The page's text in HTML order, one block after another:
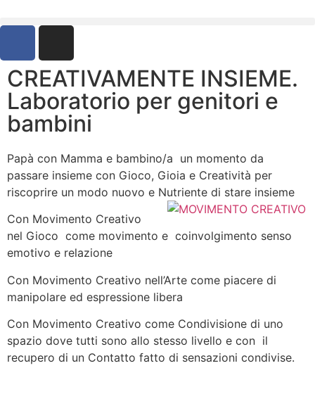
CREATIVAMENTE INSIEME.
Laboratorio per genitori e
bambini
Papà con Mamma e bambino/a un momento da
passare insieme con Gioco, Gioia e Creatività per
riscoprire un modo nuovo e Nutriente di stare insieme
Con Movimento Creativo
nel Gioco come movimento e coinvolgimento senso
emotivo e relazione
Con Movimento Creativo nell’Arte come piacere di
manipolare ed espressione libera
Con Movimento Creativo come Condivisione di uno
spazio dove tutti sono allo stesso livello e con il
recupero di un Contatto fatto di sensazioni condivise.